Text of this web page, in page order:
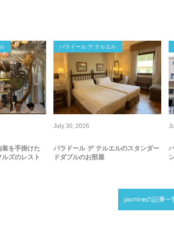
装を手掛けた
ズのレスト
パラドール デ テルエル
July 30 2026
パラドール デ テルエルのスタンダー
ドダブルのお部屋
jasmineの記事一